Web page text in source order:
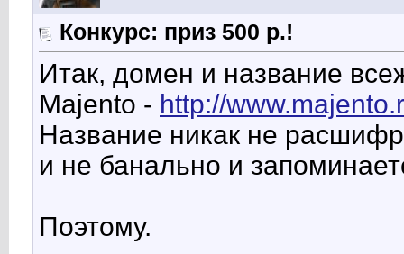
Конкурс: приз 500 р.!
Итак, домен и название
Majento - http://
Название никак не
и не банально и
Поэтому.